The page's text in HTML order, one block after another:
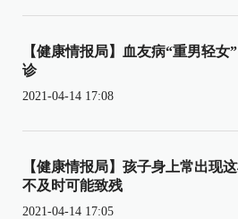
【健康情报局】血友病“重男轻
诊
2021-04-14 17:08
【健康情报局】孩子身上常出现
不及时可能致残
2021-04-14 17:05